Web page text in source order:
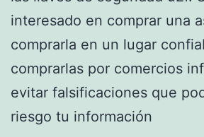
interesado en comprar una
comprarla en un lugar
comprarlas por comercios
evitar falsificaciones que
riesgo tu información